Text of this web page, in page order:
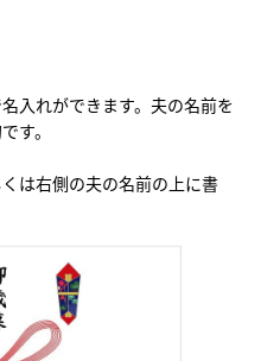
入れができます。夫の名前を
す。
は右側の夫の名前の上に書